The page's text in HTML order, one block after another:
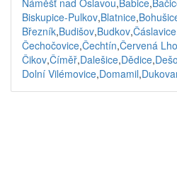
Náměšť nad Oslavou,Babice,
Biskupice-Pulkov,Blatnice,
Březník,Budišov,Budkov,Čáslavice
Čechočovice,Čechtín,Červená
Čikov,Číměř,Dalešice,Dědice,
Dolní Vilémovice,Domamil,